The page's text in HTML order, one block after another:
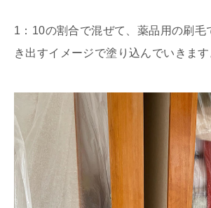
1：10の割合で混ぜて、薬品用の刷毛
き出すイメージで塗り込んでいきます